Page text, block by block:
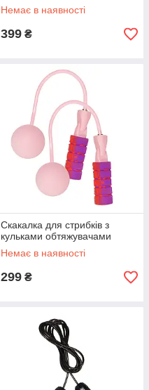
Немає в наявності
399 ₴
Скакалка для стрибків з
кульками обтяжувачами
Немає в наявності
299 ₴